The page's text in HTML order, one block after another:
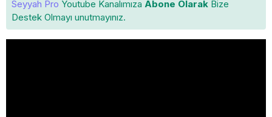
Seyyah Pro Youtube Kanalımıza Abone Olarak Bize
Destek Olmayı unutmayınız.